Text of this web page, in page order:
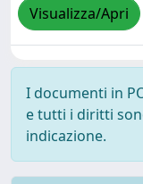
Visualizza/Apri
I documenti in
e tutti i diritti
indicazione.